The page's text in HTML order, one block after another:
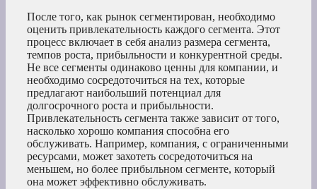
После того, как рынок сегментирован, необходимо
оценить привлекательность каждого сегмента. Этот
процесс включает в себя анализ размера сегмента,
темпов роста, прибыльности и конкурентной среды.
Не все сегменты одинаково ценны для компании, и
необходимо сосредоточиться на тех, которые
предлагают наибольший потенциал для
долгосрочного роста и прибыльности.
Привлекательность сегмента также зависит от того,
насколько хорошо компания способна его
обслуживать. Например, компания, с ограниченными
ресурсами, может захотеть сосредоточиться на
меньшем, но более прибыльном сегменте, который
она может эффективно обслуживать.